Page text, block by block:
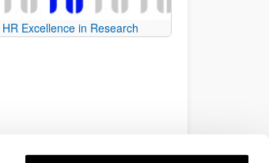
HR Excellence in Research